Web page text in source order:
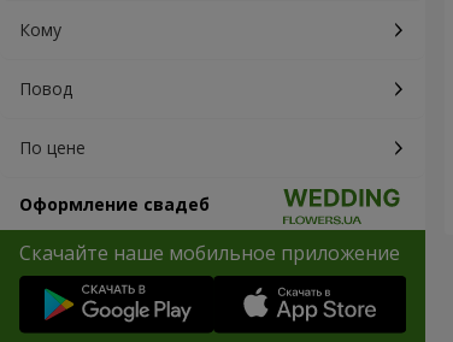
Кому
Повод
По цене
Оформление свадеб
Скачайте наше мобильное приложение